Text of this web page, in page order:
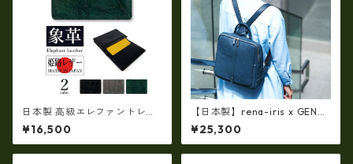
日本製 高級エレファントレザ
ー × 姫路レザー 名刺入れ カー
ドケース 本革 リアルレザー(51
72ur)
¥16,500
【日本製】rena-iris x GENO
VA（IMAIBAG）コラボ製品ラ
ンドセルデザイン・シュリン
クヌメ牛革・リュック（A4/si
¥25,300